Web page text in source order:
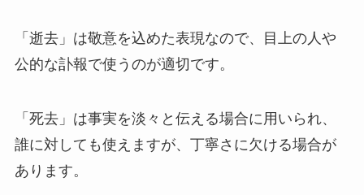
「逝去」は敬意を込めた表現なので、目上の人や
公的な訃報で使うのが適切です。
「死去」は事実を淡々と伝える場合に用いられ、
誰に対しても使えますが、丁寧さに欠ける場合が
あります。